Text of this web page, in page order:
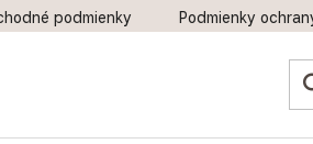
podmienky Podmienky